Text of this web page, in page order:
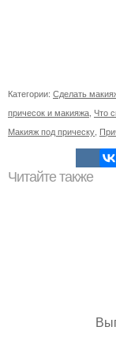
Категории: Сделать
причесок и макияжа Что
Макияж под прическу
Читайте также